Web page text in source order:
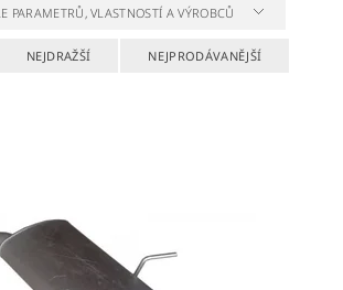
PARAMETRŮ, VLASTNOSTÍ A VÝROBCŮ
NEJDRAŽŠÍ NEJPRODÁVANĚJŠÍ